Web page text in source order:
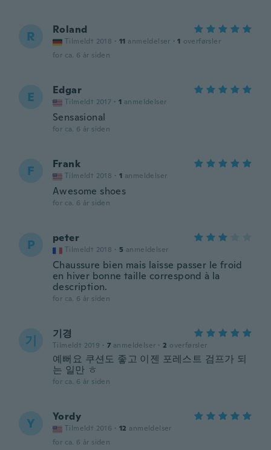
R Roland
Tilmeldt 2018 · 11 anmeldelser · 1 overførsler
for ca. 6 år siden
E Edgar
Tilmeldt 2017 · 1 anmeldelser
Sensasional
for ca. 6 år siden
F Frank
Tilmeldt 2018 · 1 anmeldelser
Awesome shoes
for ca. 6 år siden
P peter
Tilmeldt 2018 · 5 anmeldelser
Chaussure bien mais laisse passer le froid
en hiver bonne taille correspond à la
description.
for ca. 6 år siden
기 기경
Tilmeldt 2019 · 7 anmeldelser · 2 overførsler
예뻐요 쿠션도 좋고 이젠 포레스트 검프가 되
는 일만 ㅎ
for ca. 6 år siden
Y Yordy
Tilmeldt 2016 · 12 anmeldelser
for ca. 6 år siden